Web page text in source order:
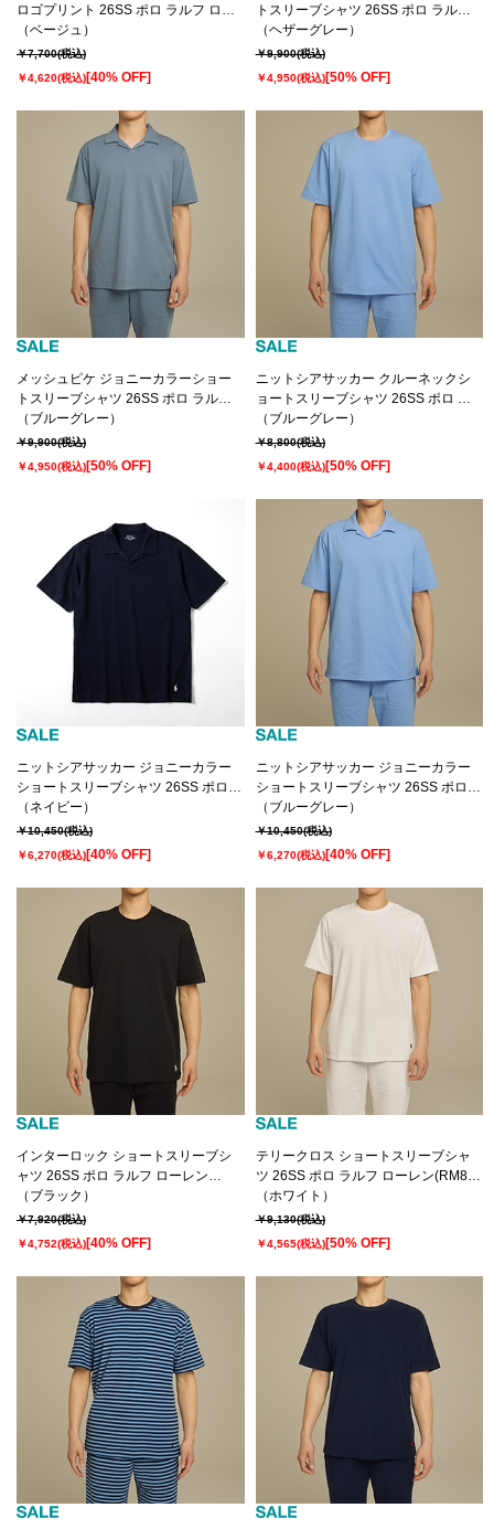
ロゴプリント 26SS ポロ ラルフ ロー
レン(RM8-D201）
（ベージュ）
￥7,700(税込)
￥4,620(税込)[40% OFF]
トスリーブシャツ 26SS ポロ ラルフ
ローレン(RM8-D203）
（ヘザーグレー）
￥9,900(税込)
￥4,950(税込)[50% OFF]
メッシュピケ ジョニーカラーショー
トスリーブシャツ 26SS ポロ ラルフ
ローレン(RM8-D203）
（ブルーグレー）
￥9,900(税込)
￥4,950(税込)[50% OFF]
ニットシアサッカー クルーネックシ
ョートスリーブシャツ 26SS ポロ ラ
ルフ ローレン(RM8-D204）
（ブルーグレー）
￥8,800(税込)
￥4,400(税込)[50% OFF]
ニットシアサッカー ジョニーカラー
ショートスリーブシャツ 26SS ポロ
ラルフ ローレン(RM8-D205）
（ネイビー）
￥10,450(税込)
￥6,270(税込)[40% OFF]
ニットシアサッカー ジョニーカラー
ショートスリーブシャツ 26SS ポロ
ラルフ ローレン(RM8-D205）
（ブルーグレー）
￥10,450(税込)
￥6,270(税込)[40% OFF]
インターロック ショートスリーブシ
ャツ 26SS ポロ ラルフ ローレン
(RM8-D207）
（ブラック）
￥7,920(税込)
￥4,752(税込)[40% OFF]
テリークロス ショートスリーブシャ
ツ 26SS ポロ ラルフ ローレン(RM8-
D208）
（ホワイト）
￥9,130(税込)
￥4,565(税込)[50% OFF]